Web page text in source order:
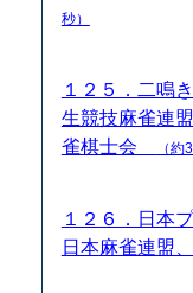
秒）
１２５．二鳴
生競技麻雀連
雀棋士会
（約
１２６．日本
日本麻雀連盟